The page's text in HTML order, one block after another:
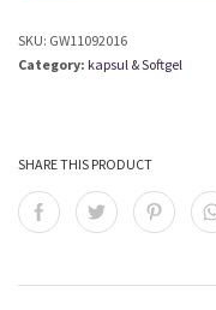
SKU: GW11092016
Category: kapsul & Softgel
SHARE THIS PRODUCT